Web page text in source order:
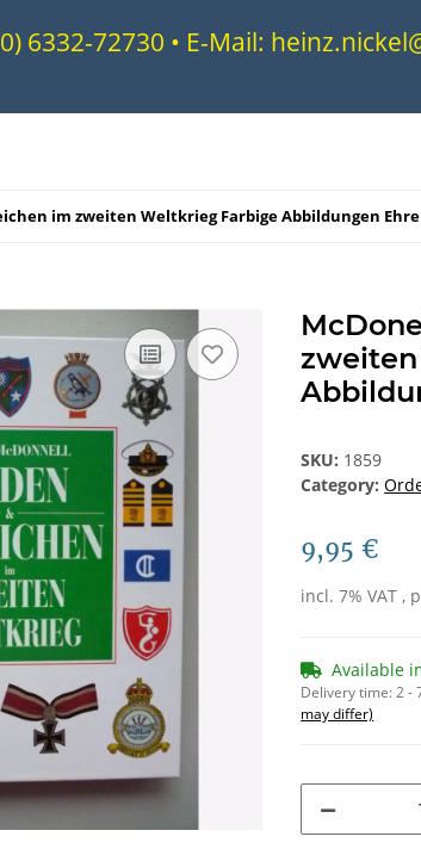
6332-72730 • E-Mail:
im zweiten Weltkrieg Farbige Abbildungen
SKU: 1859
Category:
9,95 €
incl. 7% VAT ,
Available
Delivery time:2 -
may differ)